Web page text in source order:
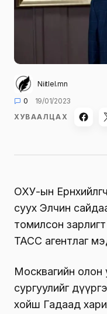
Niitlel.mn
0
19/01/2023
ХУВААЛЦАХ
ОХУ-ын
суух Элчин
томилсон
ТАСС агентлаг
Москвагийн олон
сургуулийг
хойш Гадаад